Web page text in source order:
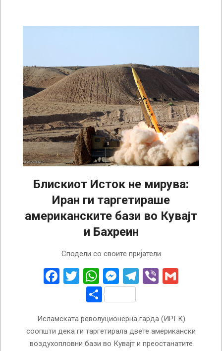
Блискиот Исток не мирува:
Иран ги таргетираше
американските бази во Кувајт
и Бахреин
Сподели со своите пријатели
Facebook
TwitterWhatsApp
Messenger
Telegram
Viber
Share
Исламската револуционерна гарда (ИРГК)
соопшти дека ги таргетирала двете американски
воздухопловни бази во Кувајт и преостанатите